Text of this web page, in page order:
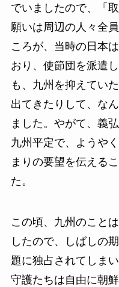
でいましたので、「
願いは周辺の人々全
ころが、当時の日本
おり、使節団を派遣
も、九州を抑えてい
出てきたりして、な
ました。やがて、義
九州平定で、ようや
まりの要望を伝える
た。
この頃、九州のこと
したので、しばしの
題に独占されてしま
守護たちは自由に朝